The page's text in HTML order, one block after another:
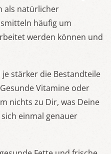
als natürlicher
häufig um
werden können und
stärker die Bestandteile
Vitamine oder
nichts zu Dir, was Deine
einmal genauer